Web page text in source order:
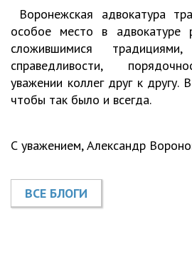
Воронежская адвокатура
особое место в адвокатуре
сложившимися
справедливости,
уважении коллег друг к другу.
чтобы так было и всегда.
С уважением, Александр
ВСЕ БЛОГИ